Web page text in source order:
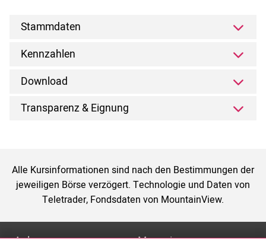
Stammdaten
Kennzahlen
Download
Transparenz & Eignung
Alle Kursinformationen sind nach den Bestimmungen der
jeweiligen Börse verzögert. Technologie und Daten von
Teletrader, Fondsdaten von MountainView.